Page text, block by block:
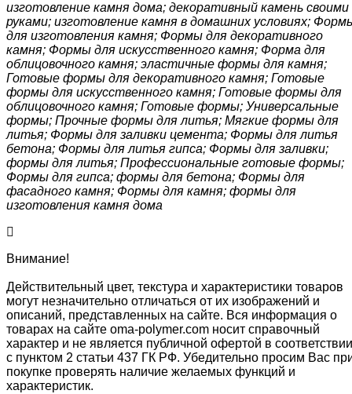
изготовление камня дома; декоративный камень своими
руками; изготовление камня в домашних условиях;
для изготовления камня; Формы для декоративного
камня; Формы для искусственного камня; Форма для
облицовочного камня; эластичные формы для камня;
Готовые формы для декоративного камня; Готовые
формы для искусственного камня; Готовые формы для
облицовочного камня; Готовые формы; Универсальные
формы; Прочные формы для литья; Мягкие формы для
литья; Формы для заливки цемента; Формы для литья
бетона; Формы для литья гипса; Формы для заливки;
формы для литья; Профессиональные готовые формы;
Формы для гипса; формы для бетона; Формы для
фасадного камня; Формы для камня; формы для
изготовления камня дома
Внимание!
Действительный цвет, текстура и характеристики товаров
могут незначительно отличаться от их изображений и
описаний, представленных на сайте. Вся информация о
товарах на сайте oma-polymer.com носит справочный
характер и не является публичной офертой в соответствии
с пунктом 2 статьи 437 ГК РФ. Убедительно просим Вас
покупке проверять наличие желаемых функций и
характеристик.